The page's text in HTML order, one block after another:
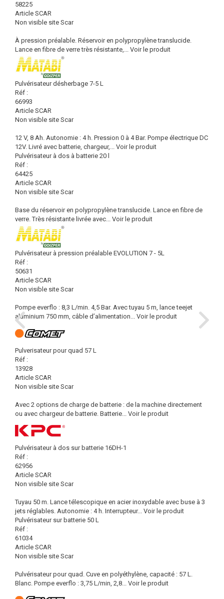
58225
Article SCAR
Non visible site Scar
À pression préalable. Réservoir en polypropylène translucide.
Lance en fibre de verre très résistante,... Voir le produit
Pulvérisateur désherbage 7-5 L
Réf :
66993
Article SCAR
Non visible site Scar
12 V, 8 Ah. Autonomie : 4 h. Pression 0 à 4 Bar. Pompe électrique DC
12V. Livré avec batterie, chargeur,... Voir le produit
Pulvérisateur à dos à batterie 20 l
Réf :
64425
Article SCAR
Non visible site Scar
Base du réservoir en polypropylène translucide. Lance en fibre de
verre. Très résistante livrée avec... Voir le produit
Pulvérisateur à pression préalable EVOLUTION 7 - 5L
Réf :
50631
Article SCAR
Non visible site Scar
Pompe everflo : 8,3 L/min. 4,5 Bar. Avec tuyau 5 m, lance teejet
aluminium 750 mm, câble d’alimentation... Voir le produit
Pulverisateur pour quad 57 L
Réf :
13928
Article SCAR
Non visible site Scar
Avec 2 options de charge de batterie : de la machine directement
ou avec chargeur de batterie. Batterie... Voir le produit
Pulvérisateur à dos sur batterie 16DH-1
Réf :
62956
Article SCAR
Non visible site Scar
Tuyau 50 m. Lance télescopique en acier inoxydable avec buse à 3
jets réglables. Autonomie : 4 h. Interrupteur... Voir le produit
Pulvérisateur sur batterie 50 L
Réf :
61034
Article SCAR
Non visible site Scar
Pulvérisateur pour quad. Cuve en polyéthylène, capacité : 57 L.
Blanc. Pompe everflo : 3,75 L/min, 2,8... Voir le produit